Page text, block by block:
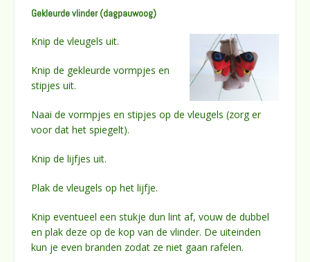
Gekleurde vlinder (dagpauwoog)
Knip de vleugels uit.
Knip de gekleurde vormpjes en
stipjes uit.
Naai de vormpjes en stipjes op de vleugels (zorg er
voor dat het spiegelt).
Knip de lijfjes uit.
Plak de vleugels op het lijfje.
Knip eventueel een stukje dun lint af, vouw de dubbel
en plak deze op de kop van de vlinder. De uiteinden
kun je even branden zodat ze niet gaan rafelen.